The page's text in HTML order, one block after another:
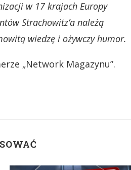
w 17 krajach Europy
Strachowitz’a należą
wiedzę i ożywczy humor.
„Network Magazynu”.